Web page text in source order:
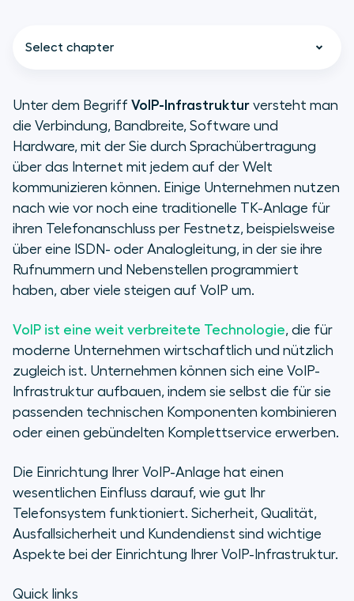
Select chapter
Was ist VoIP?
Definition von VoIP
Was Sie bei einer VoIP-
Infrastruktur beachten sollten
So optimieren Sie Ihre VoIP-
Infrastruktur
Diese wichtigen VoIP-Integrationen
sollten Sie kennen
So wählen Sie die richtige moderne
Telefonanlage aus
Unter dem Begriff VoIP-Infrastruktur versteht man
die Verbindung, Bandbreite, Software und
Hardware, mit der Sie durch Sprachübertragung
über das Internet mit jedem auf der Welt
kommunizieren können. Einige Unternehmen nutzen
nach wie vor noch eine traditionelle TK-Anlage für
ihren Telefonanschluss per Festnetz, beispielsweise
über eine ISDN- oder Analogleitung, in der sie ihre
Rufnummern und Nebenstellen programmiert
haben, aber viele steigen auf VoIP um.
VoIP ist eine weit verbreitete Technologie, die für
moderne Unternehmen wirtschaftlich und nützlich
zugleich ist. Unternehmen können sich eine VoIP-
Infrastruktur aufbauen, indem sie selbst die für sie
passenden technischen Komponenten kombinieren
oder einen gebündelten Komplettservice erwerben.
Die Einrichtung Ihrer VoIP-Anlage hat einen
wesentlichen Einfluss darauf, wie gut Ihr
Telefonsystem funktioniert. Sicherheit, Qualität,
Ausfallsicherheit und Kundendienst sind wichtige
Aspekte bei der Einrichtung Ihrer VoIP-Infrastruktur.
Quick links